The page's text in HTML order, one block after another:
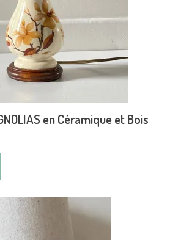
en Céramique et Bois